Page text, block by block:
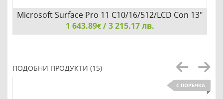
1920, Windows 11 Home, EMEA, COPILOT+ PC,
Snapdragon X Plus, Graphite
Microsoft Surface Pro 11 C10/16/512/LCD Con 13"
1 643.89€/ 3 215.17 лв.
ПОДОБНИ ПРОДУКТИ (15)
С ПОРЪЧКА